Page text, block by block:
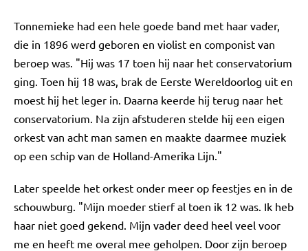
Tonnemieke had een hele goede band met haar vader,
die in 1896 werd geboren en violist en componist van
beroep was. "Hij was 17 toen hij naar het conservatorium
ging. Toen hij 18 was, brak de Eerste Wereldoorlog uit en
moest hij het leger in. Daarna keerde hij terug naar het
conservatorium. Na zijn afstuderen stelde hij een eigen
orkest van acht man samen en maakte daarmee muziek
op een schip van de Holland-Amerika Lijn."
Later speelde het orkest onder meer op feestjes en in de
schouwburg. "Mijn moeder stierf al toen ik 12 was. Ik heb
haar niet goed gekend. Mijn vader deed heel veel voor
me en heeft me overal mee geholpen. Door zijn beroep